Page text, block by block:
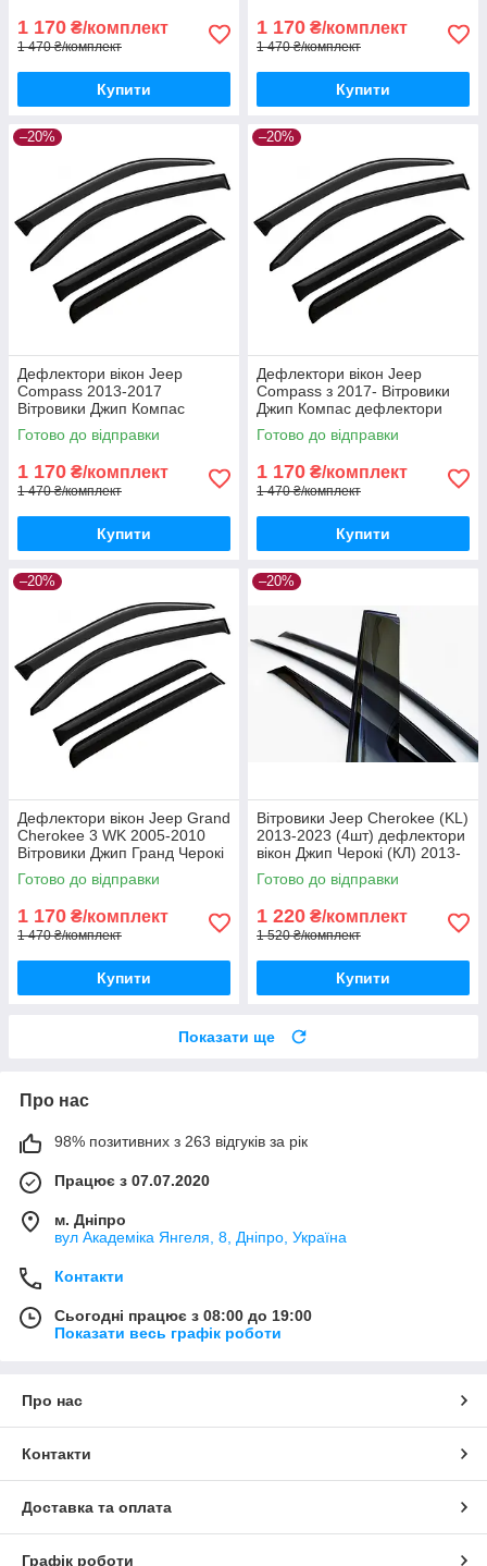
1 170 ₴/комплект
1 470 ₴/комплект
Купити
1 170 ₴/комплект
1 470 ₴/комплект
Купити
–20%
Дефлектори вікон Jeep
Compass 2013-2017
Вітровики Джип Компас
дефлектори 4шт з 2013 по
2017
Готово до відправки
1 170 ₴/комплект
1 470 ₴/комплект
Купити
–20%
Дефлектори вікон Jeep
Compass з 2017- Вітровики
Джип Компас дефлектори
4шт з 2017
Готово до відправки
1 170 ₴/комплект
1 470 ₴/комплект
Купити
–20%
Дефлектори вікон Jeep Grand
Cherokee 3 WK 2005-2010
Вітровики Джип Гранд Черокі
3 (ВК) дефлектори 4шт
Готово до відправки
1 170 ₴/комплект
1 470 ₴/комплект
Купити
–20%
Вітровики Jeep Cherokee (KL)
2013-2023 (4шт) дефлектори
вікон Джип Черокі (КЛ) 2013-
2023 (комплект 4шт)
Готово до відправки
1 220 ₴/комплект
1 520 ₴/комплект
Купити
Показати ще
Про нас
98% позитивних з 263 відгуків за рік
Працює з 07.07.2020
м. Дніпро
вул Академіка Янгеля, 8, Дніпро, Україна
Контакти
Сьогодні працює з 08:00 до 19:00
Показати весь графік роботи
Про нас
Контакти
Доставка та оплата
Графік роботи